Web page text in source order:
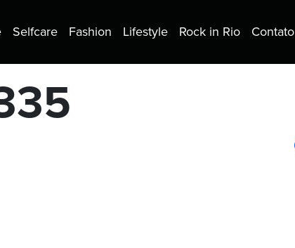
Selfcare Fashion Lifestyle Rock in Rio Contato